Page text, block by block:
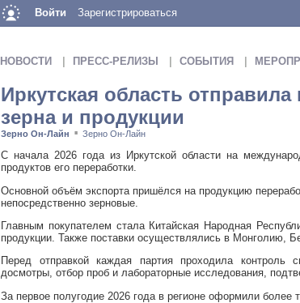
Войти Зарегистрироваться
НОВОСТИ ПРЕСС-РЕЛИЗЫ СОБЫТИЯ
Иркутская область
зерна и продукции
Зерно Он-Лайн ■ Зерно Он-Лайн
С начала 2026 года из Иркутской области на
продуктов его переработки.
Основной объём экспорта пришёлся на продукцию
непосредственно зерновые.
Главным покупателем стала Китайская Народная
продукции. Также поставки осуществлялись в Монголию,
Перед отправкой каждая партия проходила контроль
досмотры, отбор проб и лабораторные исследования,
За первое полугодие 2026 года в регионе оформили более